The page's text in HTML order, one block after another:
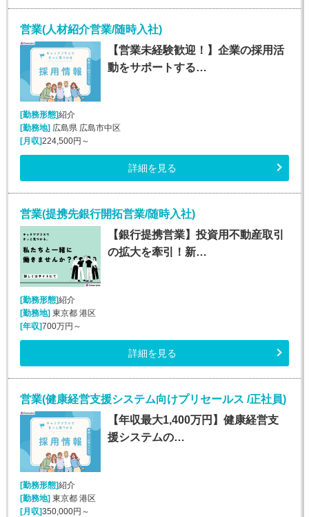
営業(人材紹介営業/随時入社)
【営業未経験歓迎！】企業の採用活
動をサポートする…
[勤務形態]紹介
[勤務地] 広島県 広島市中区
[月収]224,500円～
詳細を見る
営業(提携先銀行開拓営業/随時入社)
【銀行提携営業】投資用不動産取引
の拡大を牽引！新…
[勤務形態]紹介
[勤務地] 東京都 港区
[年収]700万円～
詳細を見る
営業(健康経営支援システム向けプリセールス /正社員)
【年収最大1,400万円】健康経営支
援システムの…
[勤務形態]紹介
[勤務地]東京都 港区
[月収]350,000円～